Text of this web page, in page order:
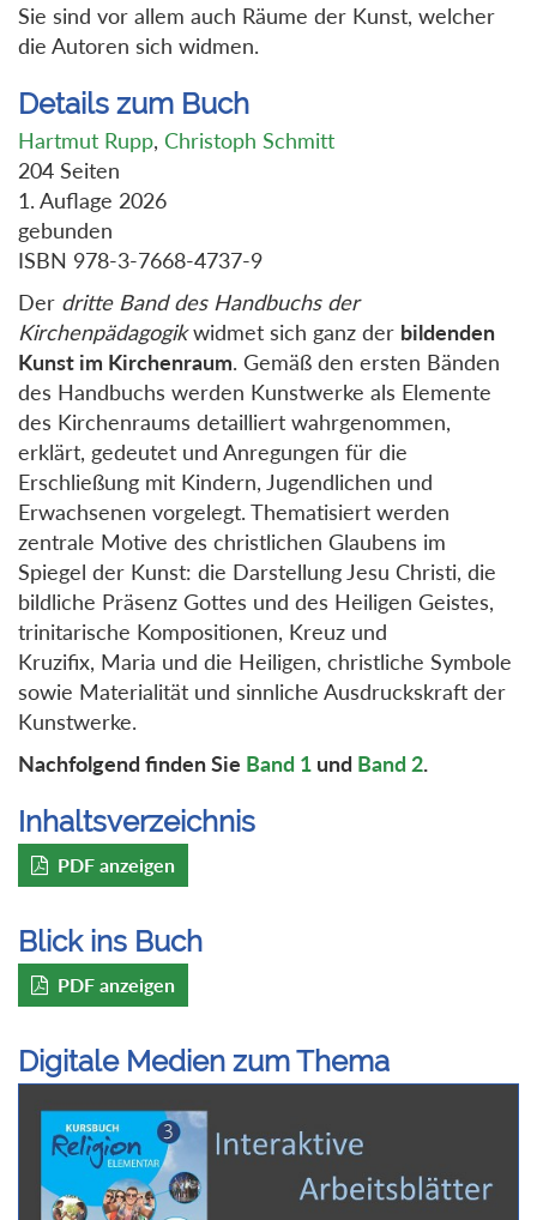
Sie sind vor allem auch Räume der Kunst, welcher
die Autoren sich widmen.
Details zum Buch
Hartmut Rupp, Christoph Schmitt
204 Seiten
1. Auflage 2026
gebunden
ISBN 978-3-7668-4737-9
Der dritte Band des Handbuchs der
Kirchenpädagogikwidmet sich ganz der bildenden
Kunst im Kirchenraum. Gemäß den ersten Bänden
des Handbuchs werden Kunstwerke als Elemente
des Kirchenraums detailliert wahrgenommen,
erklärt, gedeutet und Anregungen für die
Erschließung mit Kindern, Jugendlichen und
Erwachsenen vorgelegt. Thematisiert werden
zentrale Motive des christlichen Glaubens im
Spiegel der Kunst: die Darstellung Jesu Christi, die
bildliche Präsenz Gottes und des Heiligen Geistes,
trinitarische Kompositionen, Kreuz und
Kruzifix, Maria und die Heiligen, christliche Symbole
sowie Materialität und sinnliche Ausdruckskraft der
Kunstwerke.
Nachfolgend finden Sie Band 1 und Band 2.
Inhaltsverzeichnis
PDF anzeigen
Blick ins Buch
PDF anzeigen
Digitale Medien zum Thema